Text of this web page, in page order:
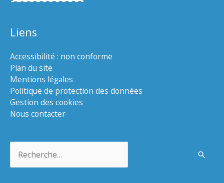
Liens
Accessibilité : non conforme
Plan du site
Mentions légales
Politique de protection des données
Gestion des cookies
Nous contacter